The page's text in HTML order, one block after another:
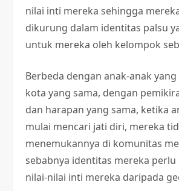
nilai inti mereka sehingga
dikurung dalam identitas palsu
untuk mereka oleh kelompok
Berbeda dengan anak-anak
kota yang sama, dengan
dan harapan yang sama, ketika
mulai mencari jati diri, mereka
menemukannya di komunitas
sebabnya identitas mereka
nilai-nilai inti mereka daripada